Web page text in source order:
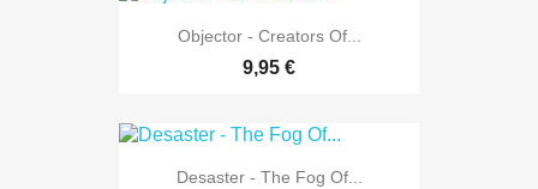
Objector - Creators Of...
9,95 €
Desaster - The Fog Of...